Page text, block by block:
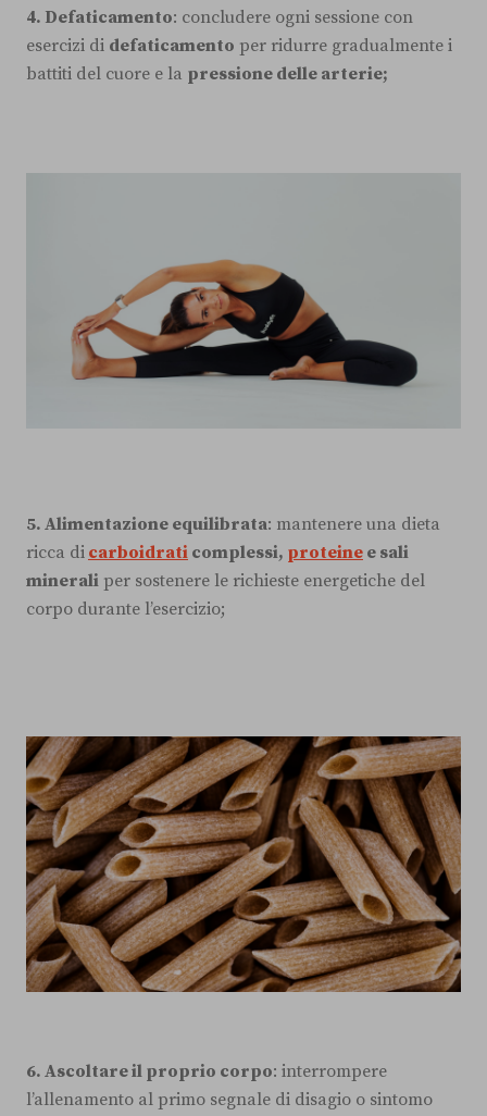
4. Defaticamento: concludere ogni sessione con
esercizi di defaticamento per ridurre gradualmente i
battiti del cuore e la pressione delle arterie;
5. Alimentazione equilibrata: mantenere una dieta
ricca di carboidrati complessi, proteine e sali
minerali per sostenere le richieste energetiche del
corpo durante l’esercizio;
6. Ascoltare il proprio corpo: interrompere
l’allenamento al primo segnale di disagio o sintomo